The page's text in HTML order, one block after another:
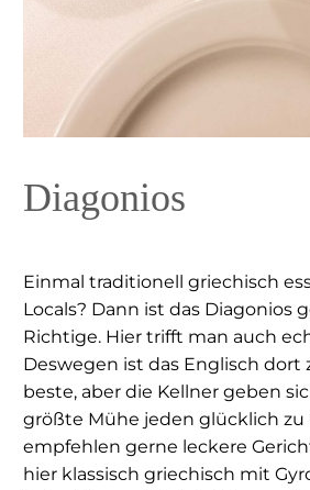
Diagonios
Einmal traditionell griechisch
Locals? Dann ist das Diagonios
Richtige. Hier trifft man auch
Deswegen ist das Englisch dort
beste, aber die Kellner geben
größte Mühe jeden glücklich zu
empfehlen gerne leckere
hier klassisch griechisch mit